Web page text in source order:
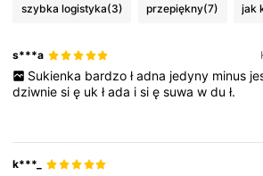
szybka logistyka(3) przepiękny(7) jak
s***a
Sukienka bardzo ładna jedyny minus
dziwniesię układa isięsuwawduł.
k***_